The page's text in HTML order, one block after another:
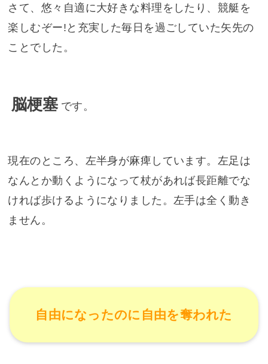
さて、悠々自適に大好きな料理をしたり、競艇を
楽しむぞー!と充実した毎日を過ごしていた矢先の
ことでした。
脳梗塞 です。
現在のところ、左半身が麻痺しています。左足は
なんとか動くようになって杖があれば長距離でな
ければ歩けるようになりました。左手は全く動き
ません。
自由になったのに自由を奪われた